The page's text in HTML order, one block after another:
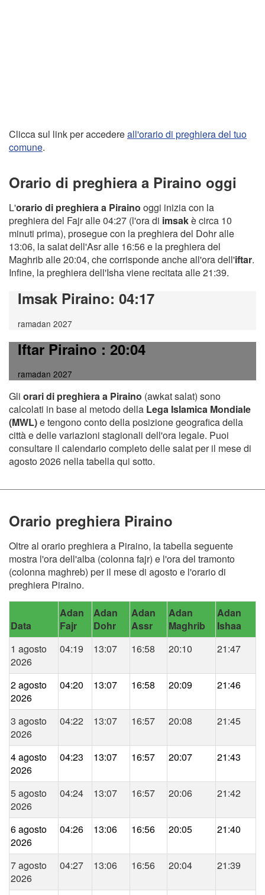
Clicca sul link per accedereall'orario di preghiera del tuo
comune.
Orario di preghiera a Piraino oggi
L'orario di preghiera a Piraino oggi inizia con la
preghiera del Fajr alle 04:27 (l'ora di imsakè circa 10
minuti prima), prosegue con la preghiera del Dohr alle
13:06, la salat dell'Asr alle 16:56 e la preghiera del
Maghrib alle 20:04, che corrisponde anche all'ora dell'iftar.
Infine, la preghiera dell'Isha viene recitata alle 21:39.
Imsak Piraino: 04:17
ramadan 2027
Iftar Piraino: 20:04
ramadan 2027
Gli orari di preghiera a Piraino (awkat salat) sono
calcolati in base al metodo della Lega Islamica Mondiale
(MWL)e tengono conto della posizione geografica della
città e delle variazioni stagionali dell'ora legale. Puoi
consultare il calendario completo delle salat per il mese di
agosto 2026 nella tabella qui sotto.
Orario preghiera Piraino
Oltre al orario preghiera a Piraino, la tabella seguente
mostra l'ora dell'alba (colonna fajr) e l'ora del tramonto
(colonna maghreb) per il mese di agosto e l'orario di
preghiera Piraino.
Data
Adan
Fajr
Adan
Dohr
Adan
Assr
Adan
Maghrib
Adan
Ishaa
1 agosto
2026
04:19 13:07 16:58 20:10 21:47
2 agosto
2026
04:20 13:07 16:58 20:09 21:46
3 agosto
2026
04:22 13:07 16:57 20:08 21:45
4 agosto
2026
04:23 13:07 16:57 20:07 21:43
5 agosto
2026
04:24 13:07 16:57 20:06 21:42
6 agosto
2026
04:26 13:06 16:56 20:05 21:40
7 agosto
2026
04:27 13:06 16:56 20:04 21:39